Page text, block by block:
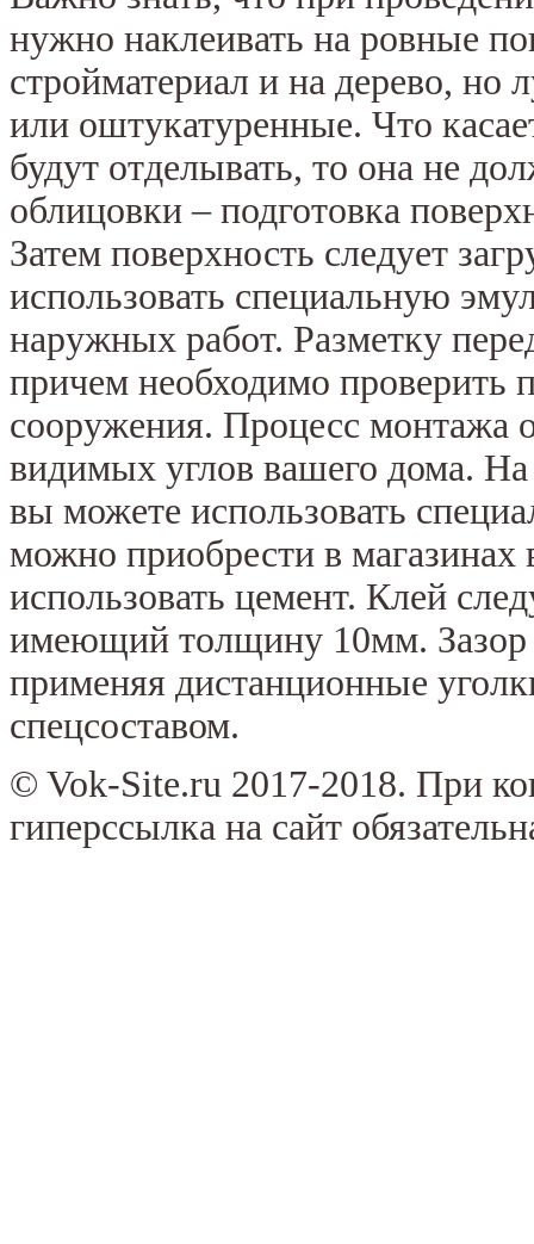
нужно наклеивать на ровные
стройматериал и на дерево, но
или оштукатуренные. Что
будут отделывать, то она не
облицовки – подготовка
Затем поверхность следует
использовать специальную
наружных работ. Разметку
причем необходимо проверить
сооружения. Процесс монтажа
видимых углов вашего дома. На
вы можете использовать
можно приобрести в
использовать цемент. Клей
имеющий толщину 10мм. Зазор
применяя дистанционные
спецсоставом.
© Vok-Site.ru 2017-2018. При
гиперссылка на сайт